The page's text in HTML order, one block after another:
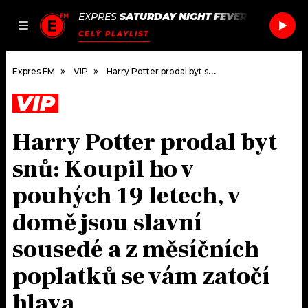
JAK
SEZNAM.CZ
EXPRES SATURDAY NIGHT FEVER
CELÝ PLAYLIST
DOMŮ
ČLÁNKY
HUDBA
ROZHOVORY
#NEBUDUDOMA
PODCASTY
JAK NALADIT
RÁDIO
APLIKACE
SOUTĚŽE
Expres FM VIP Harry Potter prodal byt snů: Koupil ho v pouhých 19 letech, v domě jsou slavní sousedé a z měsíčních poplatků se vám zatočí hlava
VIP
Harry Potter prodal byt
snů: Koupil ho v
pouhých 19 letech, v
domě jsou slavní
sousedé a z měsíčních
poplatků se vám zatočí